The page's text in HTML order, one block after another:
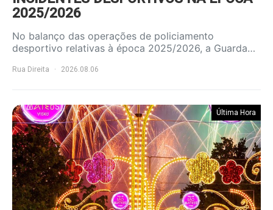
2025/2026
No balanço das operações de policiamento
desportivo relativas à época 2025/2026, a Guarda…
Rua Direita 2026.08.06
Última Hora